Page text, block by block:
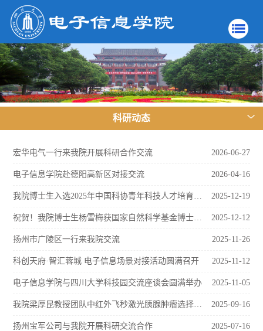
科研动态
2026-06-27
宏华电气一行来我院开展科研合作交流
2026-04-16
电子信息学院赴德阳高新区对接交流
2025-12-19
2025-12-12
2025-11-26
扬州市广陵区一行来我院交流
2025-11-12
科创天府·智汇蓉城 电子信息场景对接活动圆满召开
2025-11-05
电子信息学院与四川大学科技园交流座谈会圆满举办
2025-09-16
2025-07-16
扬州宝军公司与我院开展科研交流合作